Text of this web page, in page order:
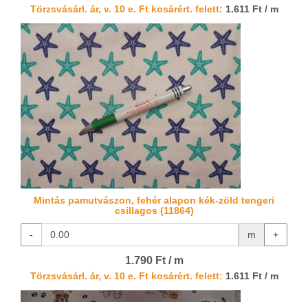
Törzsvásárl. ár, v. 10 e. Ft kosárért. felett: 1.611 Ft / m
Mintás pamutvászon, fehér alapon kék-zöld tengeri
csillagos (11864)
- m +
1.790 Ft / m
Törzsvásárl. ár, v. 10 e. Ft kosárért. felett: 1.611 Ft / m